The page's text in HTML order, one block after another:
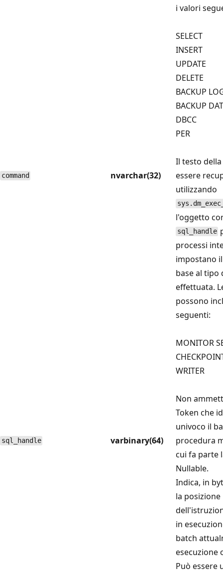
command nvarchar(32)
i valori
SELECT
INSERT
UPDATE
DELETE
BACKUP
BACKUP
DBCC
PER
Il testo
essere
utilizzando
l'oggetto
sql_handle
processi
impostano
base al tipo
effettuata.
possono
seguenti:
MONITOR
WRITER
Non
sql_handle varbinary(64)
Token che
univoco il
procedura
cui fa parte
Nullable.
Indica, in
la posizione
in
batch
esecuzione
Può essere